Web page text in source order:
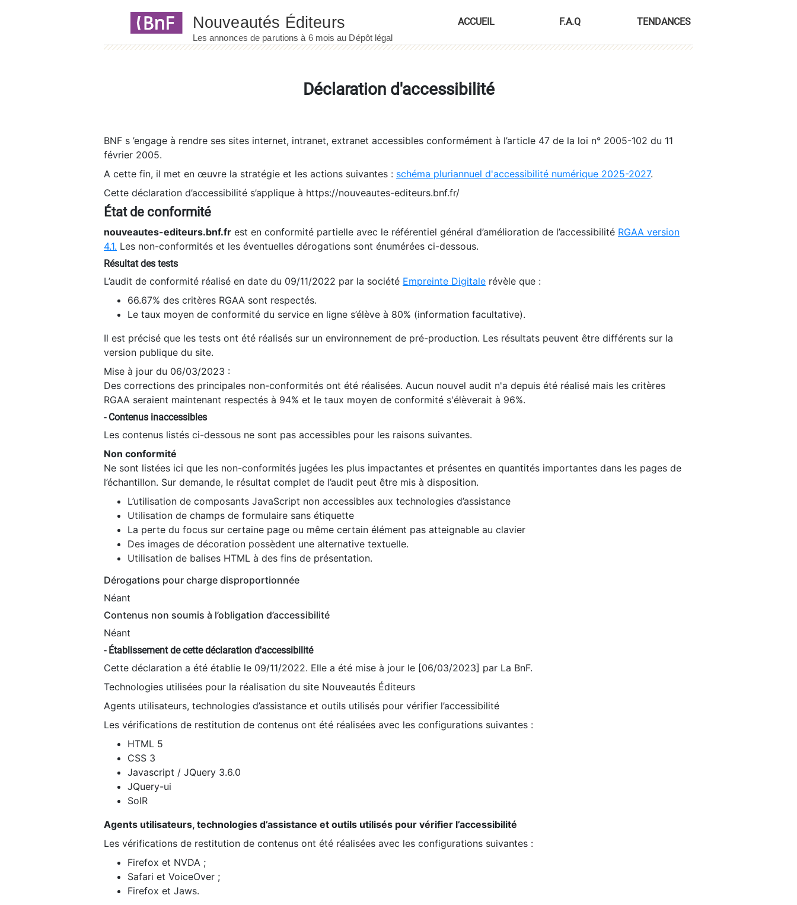
ACCUEIL F.A.Q TENDANCES
Déclaration d'accessibilité
BNF s ’engage à rendre ses sites internet, intranet, extranet accessibles conformément à l’article 47 de la loi n° 2005-102 du 11
février 2005.
A cette fin, il met en œuvre la stratégie et les actions suivantes : schéma pluriannuel d'accessibilité numérique 2025-2027.
Cette déclaration d’accessibilité s’applique à https://nouveautes-editeurs.bnf.fr/
État de conformité
nouveautes-editeurs.bnf.fr est en conformité partielle avec le référentiel général d’amélioration de l’accessibilité RGAA version
4.1. Les non-conformités et les éventuelles dérogations sont énumérées ci-dessous.
Résultat des tests
L’audit de conformité réalisé en date du 09/11/2022 par la société Empreinte Digitale révèle que :
66.67% des critères RGAA sont respectés.
Le taux moyen de conformité du service en ligne s’élève à 80% (information facultative).
Il est précisé que les tests ont été réalisés sur un environnement de pré-production. Les résultats peuvent être différents sur la
version publique du site.
Mise à jour du 06/03/2023 :
Des corrections des principales non-conformités ont été réalisées. Aucun nouvel audit n'a depuis été réalisé mais les critères
RGAA seraient maintenant respectés à 94% et le taux moyen de conformité s'élèverait à 96%.
- Contenus inaccessibles
Les contenus listés ci-dessous ne sont pas accessibles pour les raisons suivantes.
Non conformité
Ne sont listées ici que les non-conformités jugées les plus impactantes et présentes en quantités importantes dans les pages de
l’échantillon. Sur demande, le résultat complet de l’audit peut être mis à disposition.
L’utilisation de composants JavaScript non accessibles aux technologies d’assistance
Utilisation de champs de formulaire sans étiquette
La perte du focus sur certaine page ou même certain élément pas atteignable au clavier
Des images de décoration possèdent une alternative textuelle.
Utilisation de balises HTML à des fins de présentation.
Dérogations pour charge disproportionnée
Néant
Contenus non soumis à l’obligation d’accessibilité
Néant
- Établissement de cette déclaration d'accessibilité
Cette déclaration a été établie le 09/11/2022. Elle a été mise à jour le [06/03/2023] par La BnF.
Technologies utilisées pour la réalisation du site Nouveautés Éditeurs
Agents utilisateurs, technologies d’assistance et outils utilisés pour vérifier l’accessibilité
Les vérifications de restitution de contenus ont été réalisées avec les configurations suivantes :
HTML 5
CSS 3
Javascript / JQuery 3.6.0
JQuery-ui
SolR
Agents utilisateurs, technologies d’assistance et outils utilisés pour vérifier l’accessibilité
Les vérifications de restitution de contenus ont été réalisées avec les configurations suivantes :
Firefox et NVDA ;
Safari et VoiceOver ;
Firefox et Jaws.